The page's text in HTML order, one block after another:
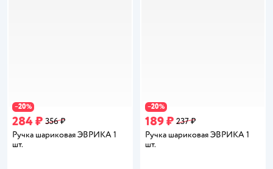
−20%
284 ₽ 356 ₽
Ручка шариковая ЭВРИКА 1
шт.
−20%
189 ₽ 237 ₽
Ручка шариковая ЭВРИКА 1
шт.